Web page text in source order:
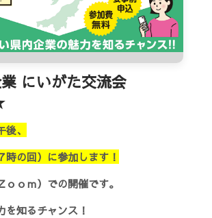
にいがた交流会
、
時の回）に参加します！
ｏｏｍ）での開催です。
を知るチャンス！